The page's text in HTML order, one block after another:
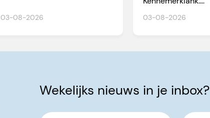
03-08-2026 03-08-2026
Wekelijks nieuws in je inbox?